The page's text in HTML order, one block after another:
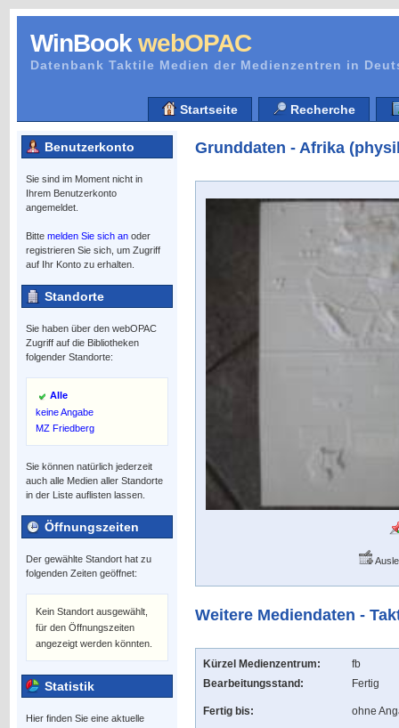
WinBook webOPAC
Datenbank Taktile Medien der Medienzentren in
Startseite Recherche
Benutzerkonto
Sie sind im Moment nicht in
Ihrem Benutzerkonto
angemeldet.
Bitte melden Sie sich an oder
registrieren Sie sich, um Zugriff
auf Ihr Konto zu erhalten.
Standorte
Sie haben über den webOPAC
Zugriff auf die Bibliotheken
folgender Standorte:
Alle
keine Angabe
MZ Friedberg
Sie können natürlich jederzeit
auch alle Medien aller Standorte
in der Liste auflisten lassen.
Öffnungszeiten
Der gewählte Standort hat zu
folgenden Zeiten geöffnet:
Kein Standort ausgewählt,
für den Öffnungszeiten
angezeigt werden könnten.
Statistik
Hier finden Sie eine aktuelle
Grunddaten - Afrika
Weitere Mediendaten -
Kürzel Medienzentrum:
fb
Bearbeitungsstand:
Fertig
Fertig bis: ohne